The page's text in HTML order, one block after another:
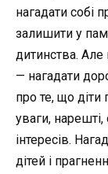
нагадати собі
залишити у
дитинства. Але
— нагадати
про те, що діти
уваги, нарешті,
інтересів.
дітей і